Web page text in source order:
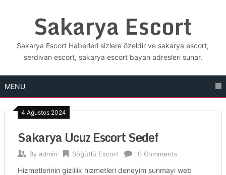
Sakarya Escort
Sakarya Escort Haberleri sizlere özeldir ve sakarya escort,
serdivan escort, sakarya escort bayan adresleri sunar.
MENU
4 Ağustos 2024
Sakarya Ucuz Escort Sedef
By admin Söğütlü Escort 0 Comments
Hizmetlerinin gizlilik hizmetleri deneyim sunmayı web